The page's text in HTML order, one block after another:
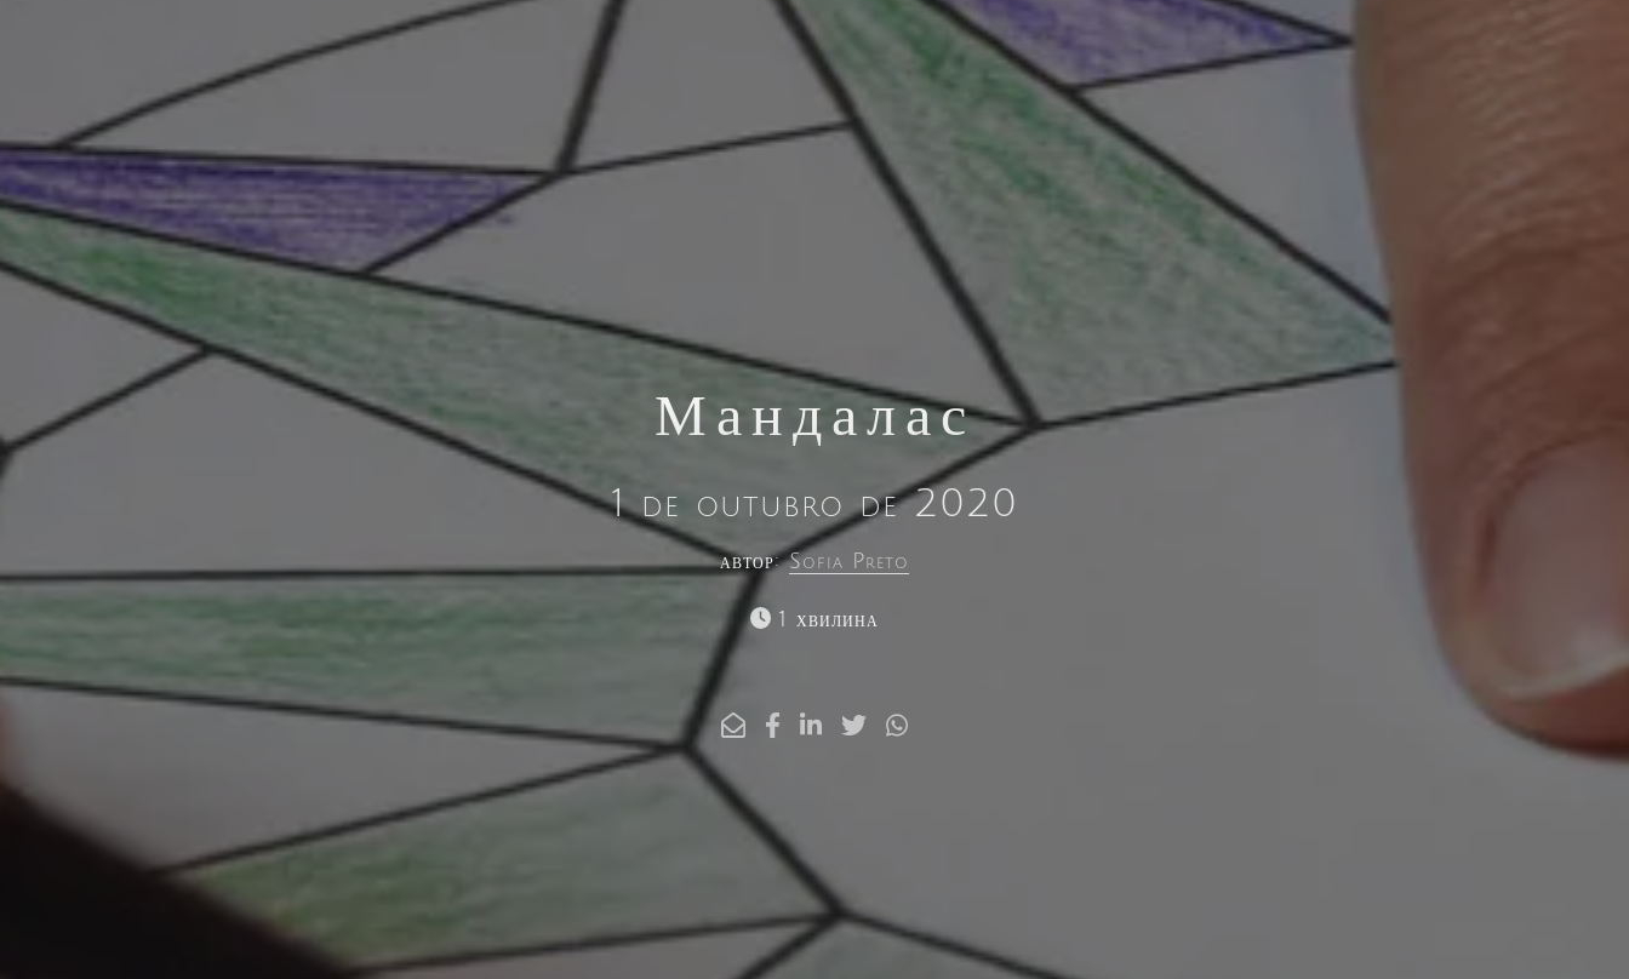
Мандалас
1 de outubro de 2020
автор: Sofia Preto
1 хвилина